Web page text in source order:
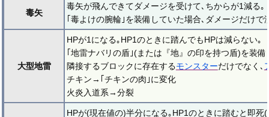
毒矢
毒矢が飛んできてダメージを受けて､ちからが1減る｡
｢毒よけの腕輪｣を装備していた場合､ダメージだけで
大型地雷
HPが1になる｡HP1のときに踏んでもHPは減らない｡
｢地雷ナバリの盾｣(または『地』の印を持つ盾)を装
隣接するブロックに存在するモンスターだけでなく､
チキン→｢チキンの肉｣に変化
火炎入道系→分裂
HPが(現在値の)半分になる｡HP1のときに踏むと即死(